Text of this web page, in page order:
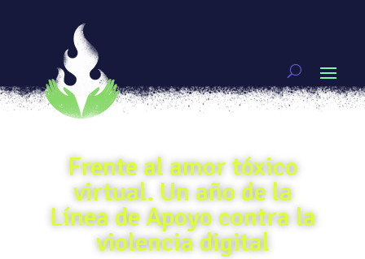
Frente al amor tóxico
virtual. Un año de la
Línea de Apoyo contra la
violencia digital